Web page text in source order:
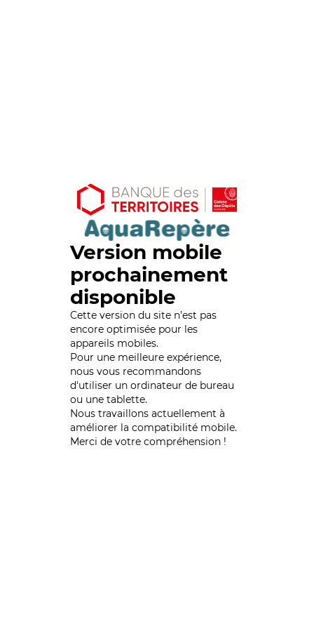
Version mobile
prochainement
disponible
Cette version du site n’est pas
encore optimisée pour les
appareils mobiles.
Pour une meilleure expérience,
nous vous recommandons
d'utiliser un ordinateur de bureau
ou une tablette.
Nous travaillons actuellement à
améliorer la compatibilité mobile.
Merci de votre compréhension !